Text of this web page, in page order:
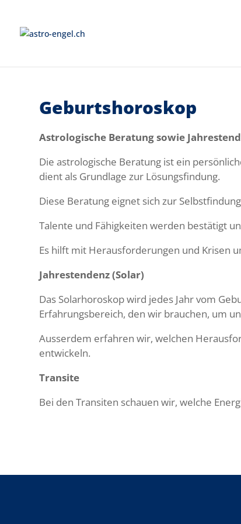
Geburtshoroskop
Astrologische Beratung sowie
Die astrologische Beratung ist ein
dient als Grundlage zur Lösungsfindung.
Diese Beratung eignet sich zur
Talente und Fähigkeiten werden bestätigt
Es hilft mit Herausforderungen und Krisen
Jahrestendenz (Solar)
Das Solarhoroskop wird jedes Jahr vom
Erfahrungsbereich, den wir brauchen, um
Ausserdem erfahren wir, welchen
entwickeln.
Transite
Bei den Transiten schauen wir, welche